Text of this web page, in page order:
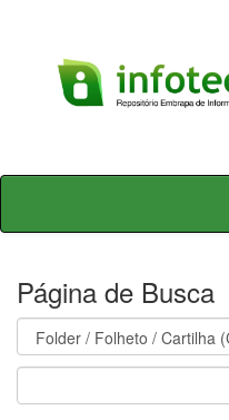
Skip
Página de Busca